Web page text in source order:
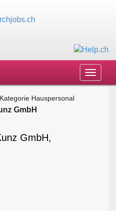
Toggle
Kategorie Hauspersonal
GmbH
GmbH,